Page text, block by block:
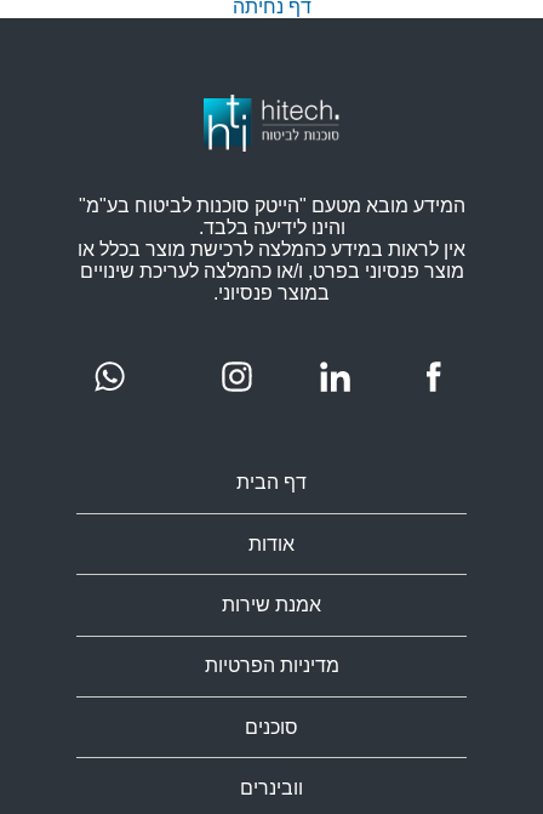
דף נחיתה
המידע מובא מטעם "הייטק סוכנות לביטוח בע"מ"
והינו לידיעה בלבד.
אין לראות במידע כהמלצה לרכישת מוצר בכלל או
מוצר פנסיוני בפרט, ו/או כהמלצה לעריכת שינויים
במוצר פנסיוני.
דף הבית
אודות
אמנת שירות
מדיניות הפרטיות
סוכנים
וובינרים